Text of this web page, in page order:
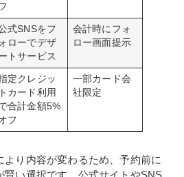
式SNSをフ
ォローでデザ
トサービス
会計時にフォ
ロー画面提示
定クレジッ
トカード利用
合計金額5%
フ
一部カード会
社限定
より内容が変わるため、予約前に
賢い選択です。公式サイトやSNS